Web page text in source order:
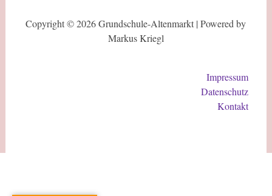
Copyright © 2026 Grundschule-Altenmarkt | Powered by
Markus Kriegl
Impressum
Datenschutz
Kontakt